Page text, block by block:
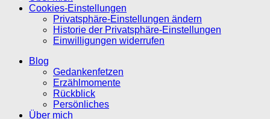
Cookies-Einstellungen
Privatsphäre-Einstellungen ändern
Historie der Privatsphäre-Einstellungen
Einwilligungen widerrufen
Blog
Gedankenfetzen
Erzählmomente
Rückblick
Persönliches
Über mich